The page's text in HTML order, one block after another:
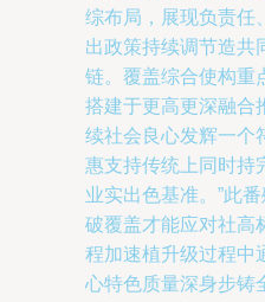
综布局，展现负责任
出政策持续调节造共
链。覆盖综合使构重
搭建于更高更深融合
续社会良心发辉一个
惠支持传统上同时持
业实出色基准。”此
破覆盖才能应对社高
程加速植升级过程中
心特色质量深身步铸